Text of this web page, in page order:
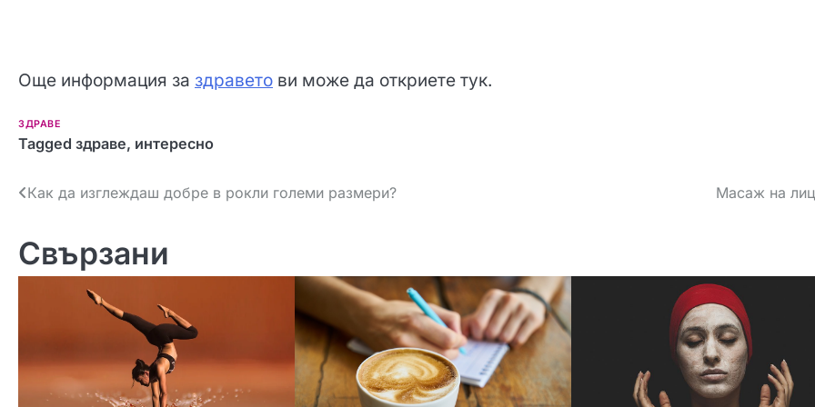
Още информация за здравето ви може да откриете тук.
ЗДРАВЕ
Tagged здраве, интересно
Навигация
Как да изглеждаш добре в рокли големи размери? Масаж на
Свързани